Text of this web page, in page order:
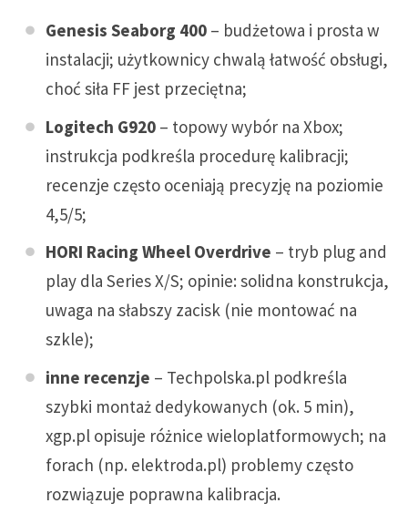
Genesis Seaborg 400 – budżetowa i prosta w
instalacji; użytkownicy chwalą łatwość obsługi,
choć siła FF jest przeciętna;
Logitech G920 – topowy wybór na Xbox;
instrukcja podkreśla procedurę kalibracji;
recenzje często oceniają precyzję na poziomie
4,5/5;
HORI Racing Wheel Overdrive – tryb plug and
play dla Series X/S; opinie: solidna konstrukcja,
uwaga na słabszy zacisk (nie montować na
szkle);
inne recenzje – Techpolska.pl podkreśla
szybki montaż dedykowanych (ok. 5 min),
xgp.pl opisuje różnice wieloplatformowych; na
forach (np. elektroda.pl) problemy często
rozwiązuje poprawna kalibracja.